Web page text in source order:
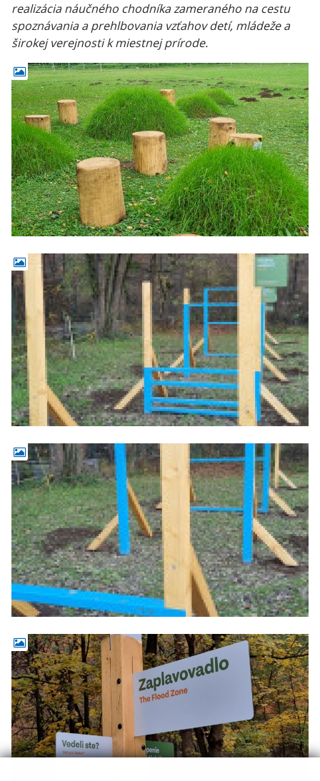
realizácia náučného chodníka zameraného na cestu
spoznávania a prehlbovania vzťahov detí, mládeže a
širokej verejnosti k miestnej prírode.